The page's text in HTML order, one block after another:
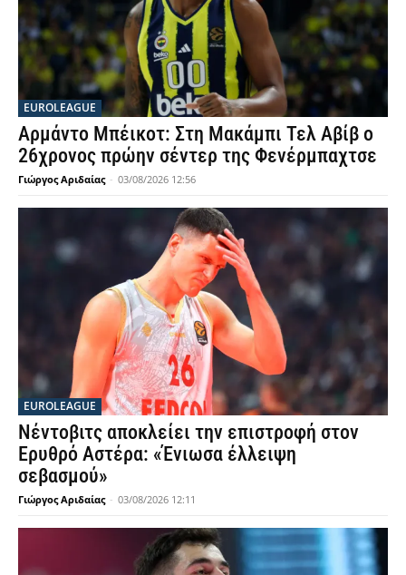
EUROLEAGUE
Αρμάντο Μπέικοτ: Στη Μακάμπι Τελ Αβίβ ο
26χρονος πρώην σέντερ της Φενέρμπαχτσε
Γιώργος Αριδαίας - 03/08/2026 12:56
EUROLEAGUE
Νέντοβιτς αποκλείει την επιστροφή στον
Ερυθρό Αστέρα: «Ένιωσα έλλειψη
σεβασμού»
Γιώργος Αριδαίας - 03/08/2026 12:11